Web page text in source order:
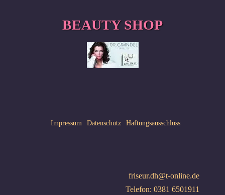
BEAUTY SHOP
Impressum Datenschutz Haftungsausschluss
friseur.dh@t-online.de
Telefon: 0381 6501911